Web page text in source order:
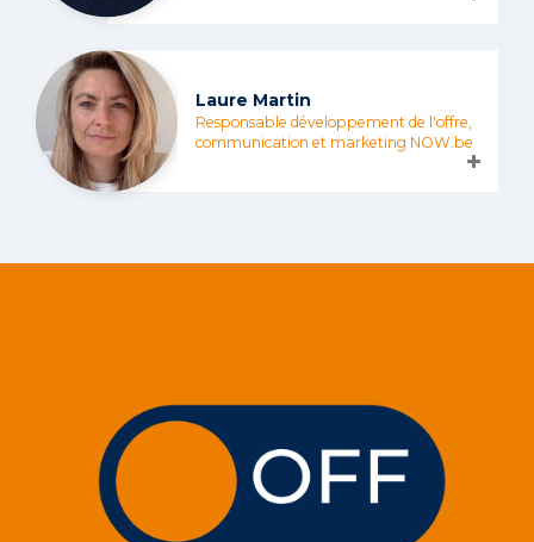
Laure Martin
Responsable développement de l'offre,
communication et marketing NOW.be